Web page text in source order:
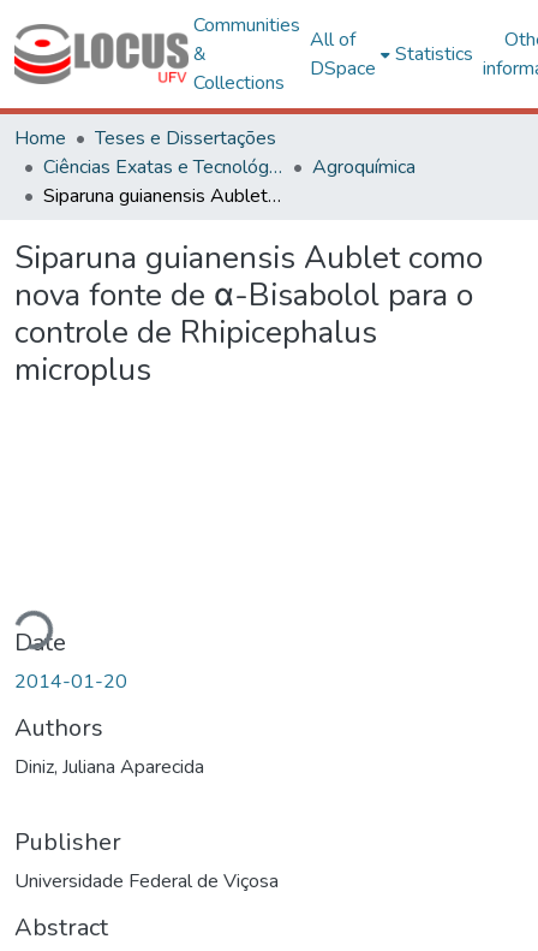
Communities
&
Collections
All of
DSpace
Statistics
Home
Teses e Dissertações
Ciências Exatas e Tecnológicas
Agroquímica
Siparuna guianensis Aublet como nova fonte de α-Bisabolol para o controle de Rhipicephalus microplus
Siparuna guianensis Aublet como
nova fonte de α-Bisabolol para o
controle de Rhipicephalus
microplus
Loading...
Date
2014-01-20
Authors
Diniz, Juliana Aparecida
Publisher
Universidade Federal de Viçosa
Abstract